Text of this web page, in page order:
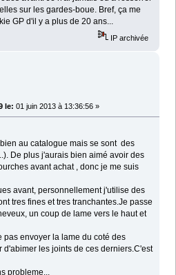
sur les gardes-boue. Bref, ça me
GP d'il y a plus de 20 ans...
IP archivée
le: 01 juin 2013 à 13:36:56 »
au catalogue mais se sont des
De plus j'aurais bien aimé avoir des
avant achat , donc je me suis
avant, personnellement j'utilise des
tres fines et tres tranchantes.Je passe
un coup de lame vers le haut et
pas envoyer la lame du coté des
les joints de ces derniers.C'est
probleme...